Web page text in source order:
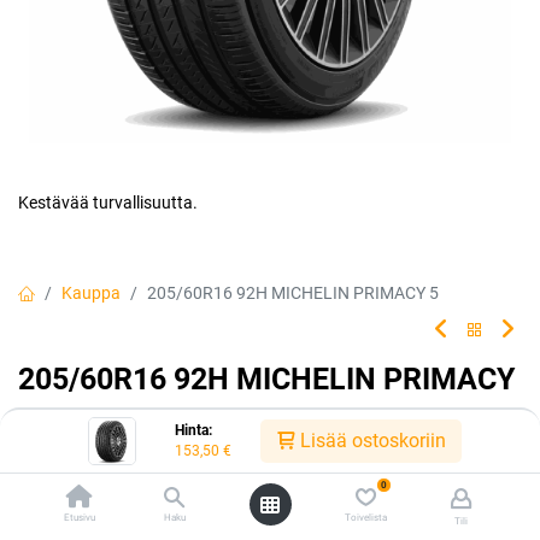
Hinta:
153,50 € Lisää ostoskoriin
Etusivu Haku
0
Toivelista Tili
Kestävää turvallisuutta.
Kauppa 205/60R16 92H MICHELIN PRIMACY 5
205/60R16 92H MICHELIN PRIMACY
5
Luotettava rengasvalintasi jokapäiväiseen ajoon. Rengas tarjoaa
erinomaisen turvallisuuden ja kestävyyden, jolloin sinä ja
matkustajasi voitte matkata turvallisin mielin kilometri toisensa